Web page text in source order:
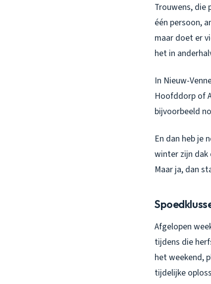
Trouwens, die
één persoon,
maar doet er
het in
In Nieuw-
Hoofddorp of
bijvoorbeeld
En dan heb je
winter zijn dak
Maar ja, dan
Afgelopen
tijdens die
het weekend,
tijdelijke